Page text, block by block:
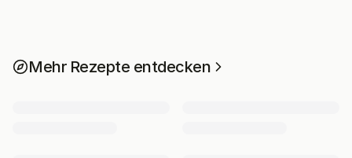
Mehr Rezepte entdecken